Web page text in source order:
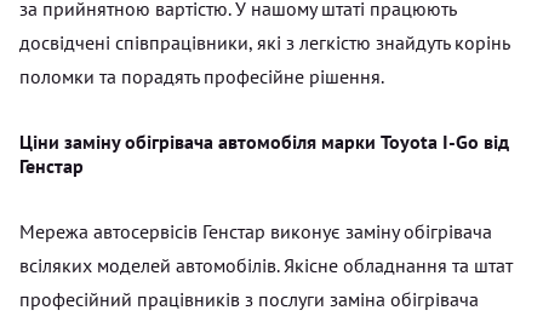
за прийнятною вартістю. У нашому штаті працюють
досвідчені співпрацівники, які з легкістю знайдуть корінь
поломки та порадять професійне рішення.
Ціни заміну обігрівача автомобіля марки Toyota I-Go від
Генстар
Мережа автосервісів Генстар виконує заміну обігрівача
всіляких моделей автомобілів. Якісне обладнання та штат
професійний працівників з послуги заміна обігрівача